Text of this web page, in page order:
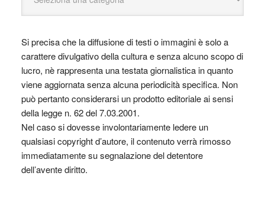
Si precisa che la diffusione di testi o immagini è solo a
carattere divulgativo della cultura e senza alcuno scopo di
lucro, nè rappresenta una testata giornalistica in quanto
viene aggiornata senza alcuna periodicità specifica. Non
può pertanto considerarsi un prodotto editoriale ai sensi
della legge n. 62 del 7.03.2001.
Nel caso si dovesse involontariamente ledere un
qualsiasi copyright d’autore, il contenuto verrà rimosso
immediatamente su segnalazione del detentore
dell’avente diritto.